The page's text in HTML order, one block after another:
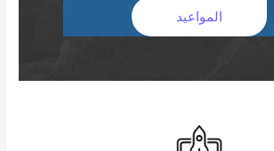
المواعيد